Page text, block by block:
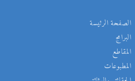
الصفحة الرئيسة
البرامج
المقاطع
المطبوعات